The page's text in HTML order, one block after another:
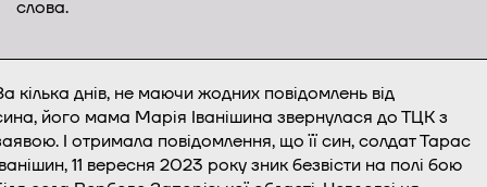
слова.
кілька днів, не маючи жодних повідомлень від
його мама Марія Іванішина звернулася до ТЦК з
І отримала повідомлення, що її син, солдат Тарас
11 вересня 2023 року зник безвісти на полі бою